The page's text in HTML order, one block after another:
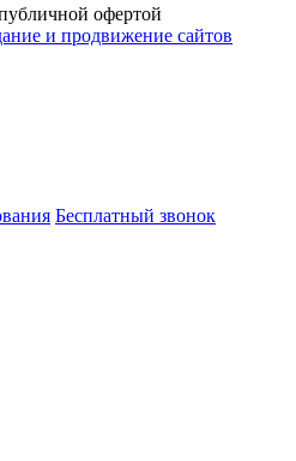
офертой
и продвижение сайтов
Бесплатный звонок